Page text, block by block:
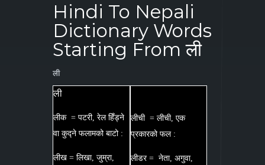
Hindi To Nepali
Dictionary Words
Starting From ली
ली
ली
लीक = पटरी, रेल हिँड्ने
वा कुद्ने फलामको बाटो :
लीख = लिखा, जुम्रा,
लीची = लीची, एक
प्रकारको फल :
लीडर = नेता, अगुवा,